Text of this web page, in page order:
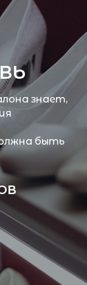
знает,
быть